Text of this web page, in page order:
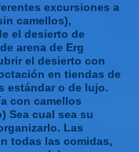
excursiones a
camellos),
el desierto de
arena de Erg
el desierto con
en tiendas de
estándar o de lujo.
con camellos
Sea cual sea su
Las
todas las comidas,